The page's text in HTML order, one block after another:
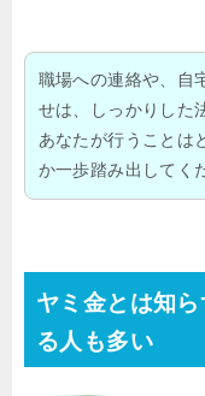
職場への連絡や、自
せは、しっかりした
あなたが行うことは
か一歩踏み出してく
ヤミ金とは知
る人も多い